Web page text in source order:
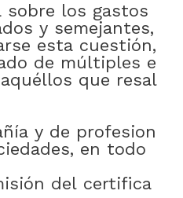
sobre los gastos
y semejantes,
esta cuestión,
de múltiples e
aquéllos que resal
y de profesion
, en todo
del certifica